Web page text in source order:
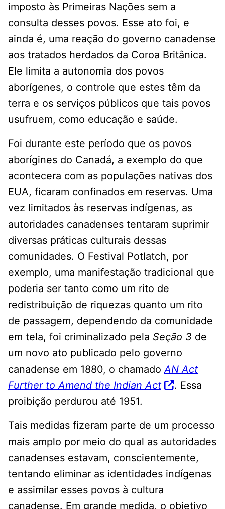
imposto às Primeiras Nações sem a
consulta desses povos. Esse ato foi, e
ainda é, uma reação do governo canadense
aos tratados herdados da Coroa Britânica.
Ele limita a autonomia dos povos
aborígenes, o controle que estes têm da
terra e os serviços públicos que tais povos
usufruem, como educação e saúde.
Foi durante este período que os povos
aborígines do Canadá, a exemplo do que
acontecera com as populações nativas dos
EUA, ficaram confinados em reservas. Uma
vez limitados às reservas indígenas, as
autoridades canadenses tentaram suprimir
diversas práticas culturais dessas
comunidades. O Festival Potlatch, por
exemplo, uma manifestação tradicional que
poderia ser tanto como um rito de
redistribuição de riquezas quanto um rito
de passagem, dependendo da comunidade
em tela, foi criminalizado pela Seção 3 de
um novo ato publicado pelo governo
canadense em 1880, o chamadoAN Act
Further to Amend the Indian Act
. Essa
proibição perdurou até 1951.
Tais medidas fizeram parte de um processo
mais amplo por meio do qual as autoridades
canadenses estavam, conscientemente,
tentando eliminar as identidades indígenas
e assimilar esses povos à cultura
canadense. Em grande medida, o objetivo